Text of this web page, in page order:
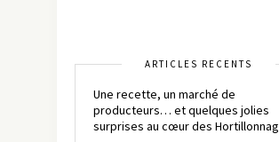
ARTICLES RÉCENTS
Une recette, un marché de
producteurs… et quelques jolies
surprises au cœur des